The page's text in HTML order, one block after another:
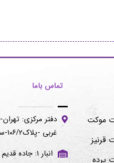
موکت
قرنیز
پرده
تماس باما
دفتر مرکزی:
غربی -پلاک۱۰۶/۲-ساختمان مهستان-طبقه۴-واحد ۱۶